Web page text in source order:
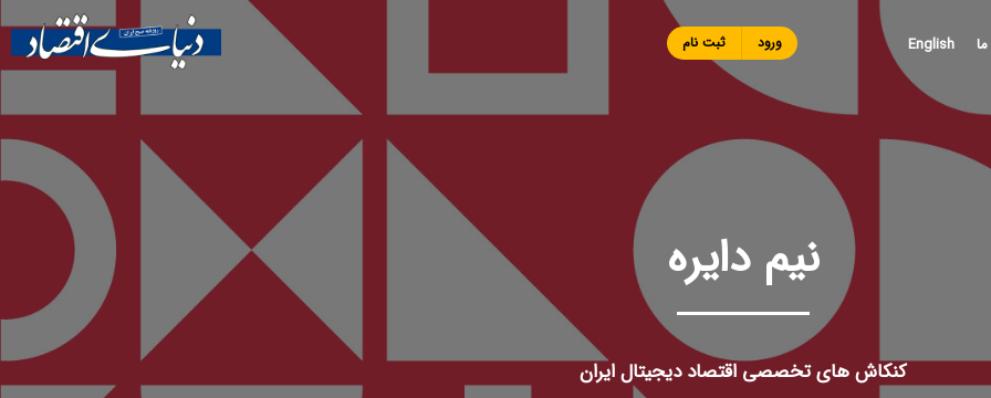
English ورود ثبت نام
نیم دایره
کنکاش های تخصصی اقتصاد دیجیتال ایران